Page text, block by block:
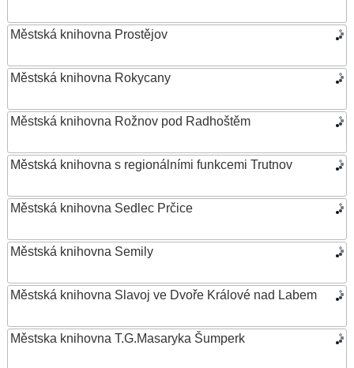
Městská knihovna Prostějov
Městská knihovna Rokycany
Městská knihovna Rožnov pod Radhoštěm
Městská knihovna s regionálními funkcemi Trutnov
Městská knihovna Sedlec Prčice
Městská knihovna Semily
Městská knihovna Slavoj ve Dvoře Králové nad Labem
Městska knihovna T.G.Masaryka Šumperk